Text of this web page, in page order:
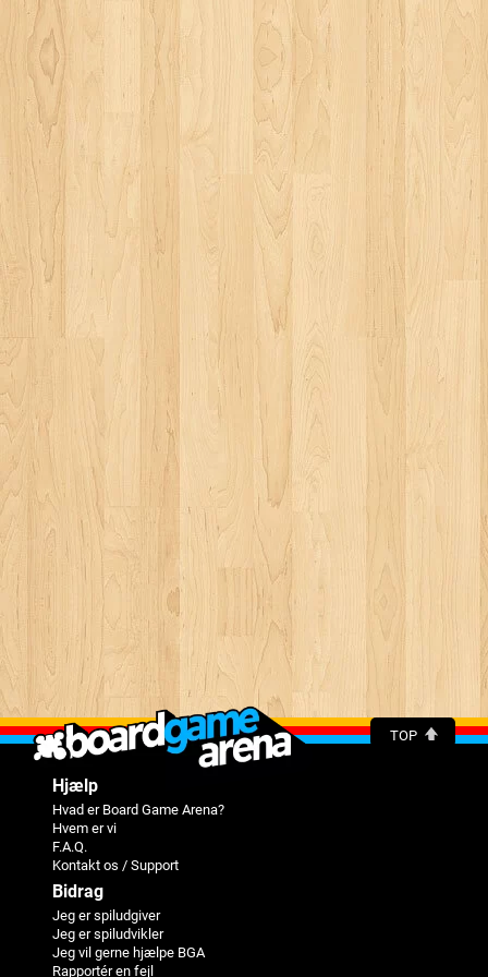
TOP
Hjælp
Hvad er Board Game Arena?
Hvem er vi
F.A.Q.
Kontakt os / Support
Bidrag
Jeg er spiludgiver
Jeg er spiludvikler
Jeg vil gerne hjælpe BGA
Rapportér en fejl